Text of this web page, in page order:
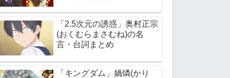
「2.5次元の誘惑」奥村正宗
(おくむらまさむね)の名
言・台詞まとめ
「キングダム」媧燐(かり